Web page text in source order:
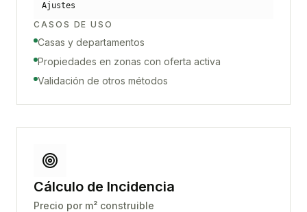
Ajustes
CASOS DE USO
Casas y departamentos
Propiedades en zonas con oferta activa
Validación de otros métodos
Cálculo de Incidencia
Precio por m² construible